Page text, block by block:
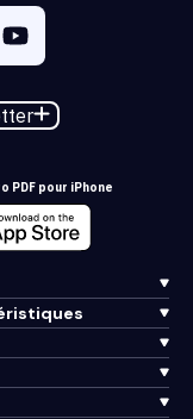
PDF pour iPhone